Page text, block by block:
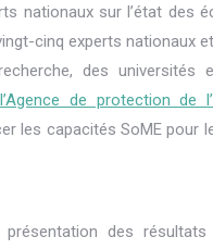
nationaux sur l’état
cinq experts nationaux
des universités
l’Agence de protection de
les capacités SoME pour
des